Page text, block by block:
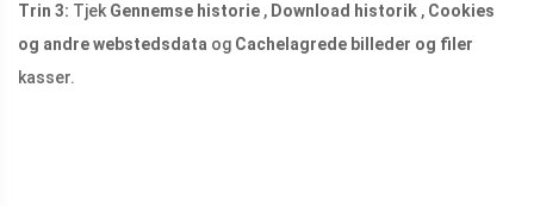
Trin 3: Tjek Gennemse historie , Download historik , Cookies
og andre webstedsdata og Cachelagrede billeder og filer
kasser.